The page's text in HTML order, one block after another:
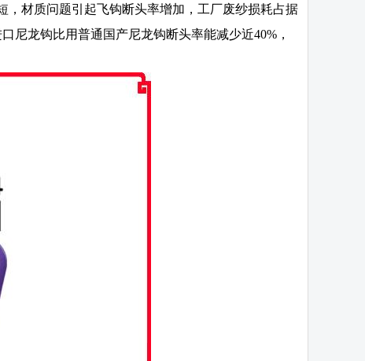
材质问题引起飞钩断头率增加，工厂废纱损耗占据
尼龙钩比用普通国产尼龙钩断头率能减少近40%，